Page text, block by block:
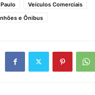
Veículos Comerciais
e Ônibus